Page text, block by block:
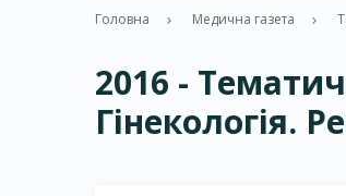
Головна Медична газета
2016 -
Гінекологія.